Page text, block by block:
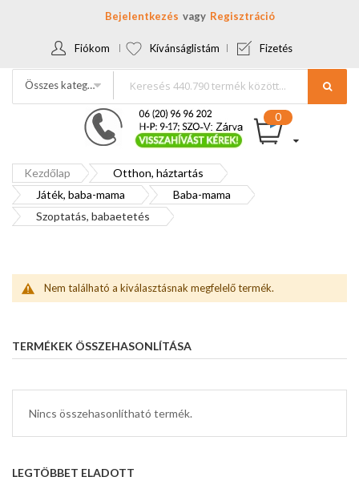
Bejelentkezés Regisztráció
Fiókom Kívánságlistám Fizetés
Összes kategória
Kezdőlap
Otthon, háztartás
Játék, baba-mama
Baba-mama
Szoptatás, babaetetés
Nem található a kiválasztásnak megfelelő termék.
TERMÉKEK ÖSSZEHASONLÍTÁSA
Nincs összehasonlítható termék.
LEGTÖBBET ELADOTT